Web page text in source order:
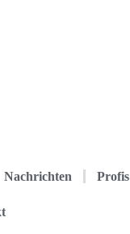
Nachrichten Profis